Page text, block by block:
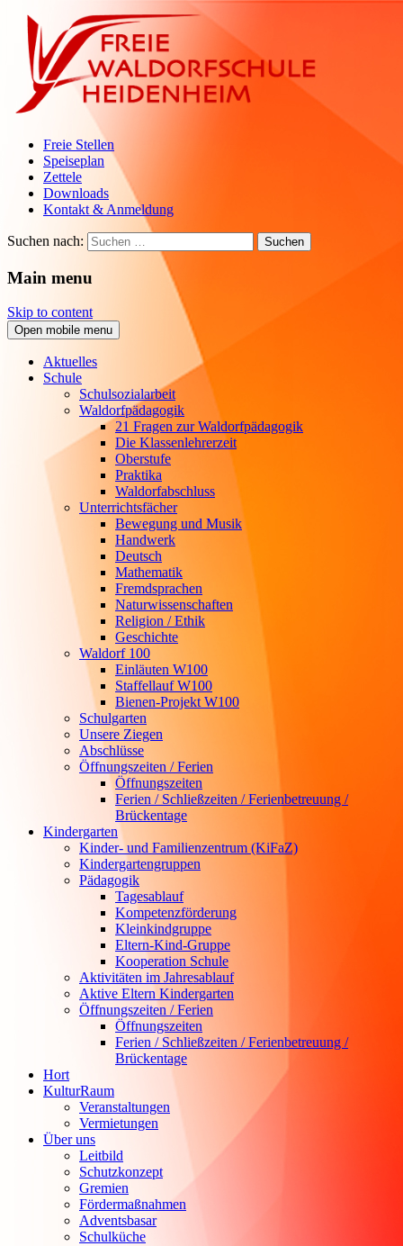
Freie Stellen
Speiseplan
Zettele
Downloads
Kontakt & Anmeldung
Suchen nach:
Main menu
Skip to content
Open mobile menu
Aktuelles
Schule
Schulsozialarbeit
Waldorfpädagogik
21 Fragen zur Waldorfpädagogik
Die Klassenlehrerzeit
Oberstufe
Praktika
Waldorfabschluss
Unterrichtsfächer
Bewegung und Musik
Handwerk
Deutsch
Mathematik
Fremdsprachen
Naturwissenschaften
Religion / Ethik
Geschichte
Waldorf 100
Einläuten W100
Staffellauf W100
Bienen-Projekt W100
Schulgarten
Unsere Ziegen
Abschlüsse
Öffnungszeiten / Ferien
Öffnungszeiten
Ferien / Schließzeiten / Ferienbetreuung /
Brückentage
Kindergarten
Kinder- und Familienzentrum (KiFaZ)
Kindergartengruppen
Pädagogik
Tagesablauf
Kompetenzförderung
Kleinkindgruppe
Eltern-Kind-Gruppe
Kooperation Schule
Aktivitäten im Jahresablauf
Aktive Eltern Kindergarten
Öffnungszeiten / Ferien
Öffnungszeiten
Ferien / Schließzeiten / Ferienbetreuung /
Brückentage
Hort
KulturRaum
Veranstaltungen
Vermietungen
Über uns
Leitbild
Schutzkonzept
Gremien
Fördermaßnahmen
Adventsbasar
Schulküche